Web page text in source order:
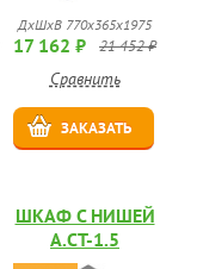
ДхШхВ 770х365х1975
17 162 ₽ 21 452 ₽
Сравнить
ЗАКАЗАТЬ
ШКАФ С НИШЕЙ
А.СТ-1.5